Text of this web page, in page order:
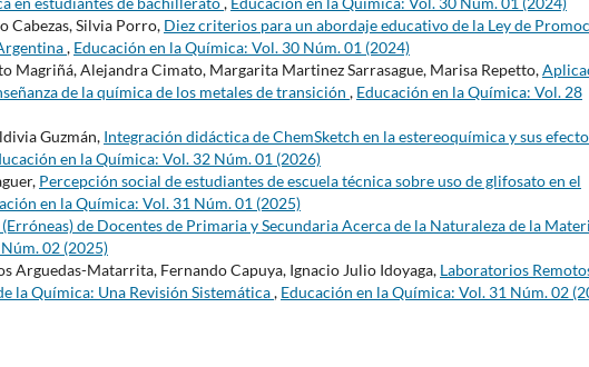
Cabezas, Silvia Porro, Diez criterios para un abordaje educativo de la Ley de
, Educación en la Química: Vol. 30 Núm. 01 (2024)
Magriñá, Alejandra Cimato, Margarita Martinez Sarrasague, Marisa Repetto,
de la química de los metales de transición , Educación en la Química: Vol. 28
Guzmán, Integración didáctica de ChemSketch en la estereoquímica y sus
en la Química: Vol. 32 Núm. 01 (2026)
Percepción social de estudiantes de escuela técnica sobre uso de glifosato en el
en la Química: Vol. 31 Núm. 01 (2025)
de Docentes de Primaria y Secundaria Acerca de la Naturaleza de la
02 (2025)
Arguedas-Matarrita, Fernando Capuya, Ignacio Julio Idoyaga, Laboratorios
la Química: Una Revisión Sistemática, Educación en la Química: Vol. 31 Núm. 02